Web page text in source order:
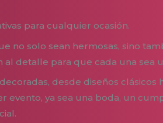
para cualquier ocasión.
solo sean hermosas, sino
detalle para que cada una sea
desde diseños clásicos
ya sea una boda, un